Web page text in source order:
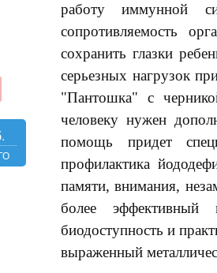
работу иммунной
сопротивляемость
сохранить глазки
серьезных нагрузок
"Пантошка" с
человеку нужен
помощь придет
профилактика
памяти, внимания,
более
биодоступность и
выраженный